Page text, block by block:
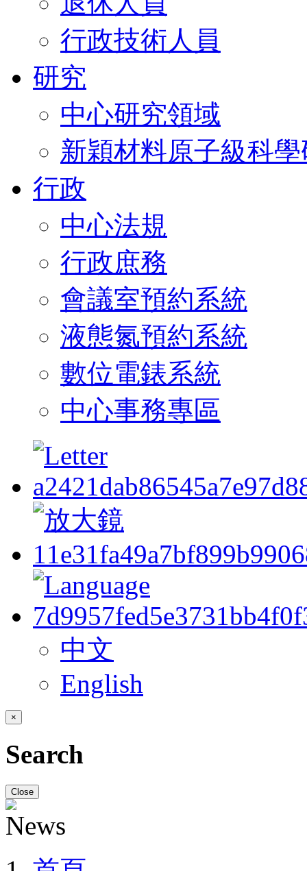
行政技術人員
研究
中心研究領域
新穎材料原子級科
行政
中心法規
行政庶務
會議室預約系統
液態氮預約系統
數位電錶系統
中心事務專區
中文
English
×
Search
Close